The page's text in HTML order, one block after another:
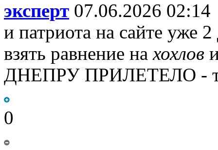
эксперт 07.06.2026 02:14
и патриота на сайте уже
взять равнение нахохлов
ДНЕПРУ ПРИЛЕТЕЛО - то
0